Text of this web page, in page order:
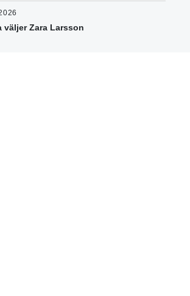
väljer Zara Larsson